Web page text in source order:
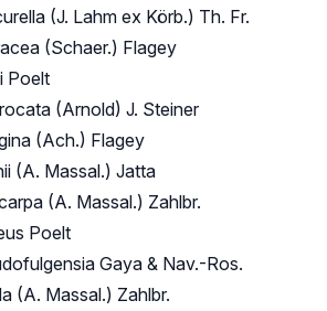
(J. Lahm ex Körb.) Th. Fr.
(Schaer.) Flagey
Poelt
(Arnold) J. Steiner
(Ach.) Flagey
(A. Massal.) Jatta
(A. Massal.) Zahlbr.
Poelt
Gaya & Nav.-Ros.
(A. Massal.) Zahlbr.